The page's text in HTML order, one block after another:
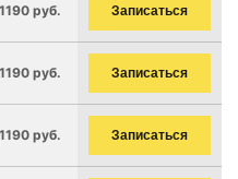
руб. Записаться
руб. Записаться
руб. Записаться